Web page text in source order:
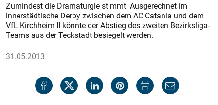
Zumindest die Dramaturgie stimmt: Ausgerechnet im
innerstädtische Derby zwischen dem AC Catania und dem
VfL Kirchheim II könnte der Abstieg des zweiten Bezirksliga-
Teams aus der Teckstadt besiegelt werden.
31.05.2013